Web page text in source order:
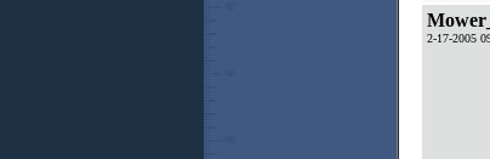
2-17-2005